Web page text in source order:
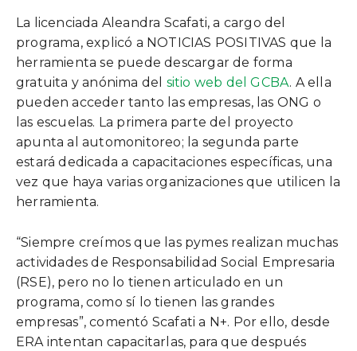
La licenciada Aleandra Scafati, a cargo del
programa, explicó a NOTICIAS POSITIVAS que la
herramienta se puede descargar de forma
gratuita y anónima del sitio web del GCBA. A ella
pueden acceder tanto las empresas, las ONG o
las escuelas. La primera parte del proyecto
apunta al automonitoreo; la segunda parte
estará dedicada a capacitaciones específicas, una
vez que haya varias organizaciones que utilicen la
herramienta.
“Siempre creímos que las pymes realizan muchas
actividades de Responsabilidad Social Empresaria
(RSE), pero no lo tienen articulado en un
programa, como sí lo tienen las grandes
empresas”, comentó Scafati a N+. Por ello, desde
ERA intentan capacitarlas, para que después